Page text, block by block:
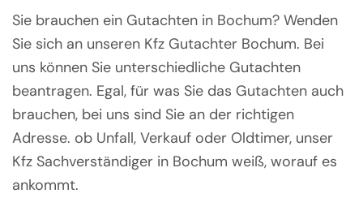
Sie brauchen ein Gutachten in Bochum? Wenden
Sie sich an unseren Kfz Gutachter Bochum. Bei
uns können Sie unterschiedliche Gutachten
beantragen. Egal, für was Sie das Gutachten auch
brauchen, bei uns sind Sie an der richtigen
Adresse. ob Unfall, Verkauf oder Oldtimer, unser
Kfz Sachverständiger in Bochum weiß, worauf es
ankommt.